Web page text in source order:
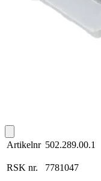
Artikelnr 502.289.00.1
RSK nr. 7781047